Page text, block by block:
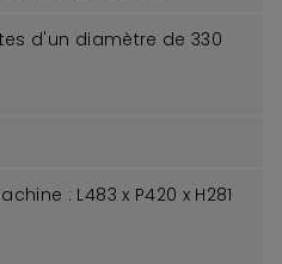
d'un diamètre de 330
: L483 x P420 x H281